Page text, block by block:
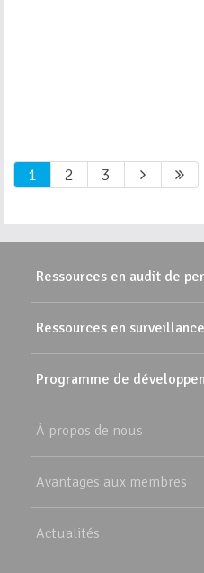
1 2 3
Ressources en audit de
Ressources en surveillance
Programme de
À propos de nous
Avantages aux membres
Actualités